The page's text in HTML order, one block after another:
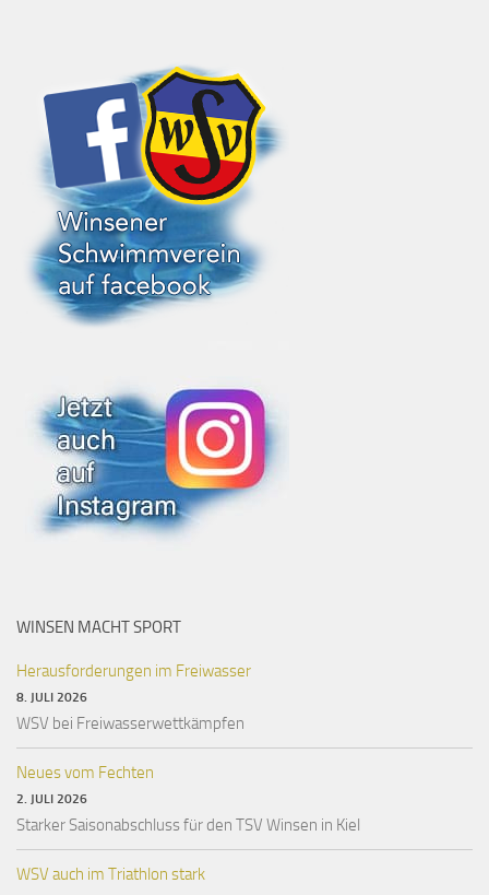
WINSEN MACHT SPORT
Herausforderungen im Freiwasser
8. JULI 2026
WSV bei Freiwasserwettkämpfen
Neues vom Fechten
2. JULI 2026
Starker Saisonabschluss für den TSV Winsen in Kiel
WSV auch im Triathlon stark